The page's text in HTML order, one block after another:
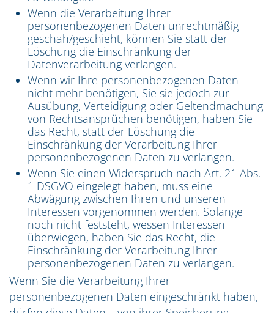
Wenn die Verarbeitung Ihrer
personenbezogenen Daten unrechtmäßig
geschah/geschieht, können Sie statt der
Löschung die Einschränkung der
Datenverarbeitung verlangen.
Wenn wir Ihre personenbezogenen Daten
nicht mehr benötigen, Sie sie jedoch zur
Ausübung, Verteidigung oder Geltendmachung
von Rechtsansprüchen benötigen, haben Sie
das Recht, statt der Löschung die
Einschränkung der Verarbeitung Ihrer
personenbezogenen Daten zu verlangen.
Wenn Sie einen Widerspruch nach Art. 21 Abs.
1 DSGVO eingelegt haben, muss eine
Abwägung zwischen Ihren und unseren
Interessen vorgenommen werden. Solange
noch nicht feststeht, wessen Interessen
überwiegen, haben Sie das Recht, die
Einschränkung der Verarbeitung Ihrer
personenbezogenen Daten zu verlangen.
Wenn Sie die Verarbeitung Ihrer
personenbezogenen Daten eingeschränkt haben,